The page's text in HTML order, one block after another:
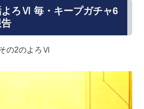
ろⅥ 毎・キープガチャ6
の2のよろⅥ